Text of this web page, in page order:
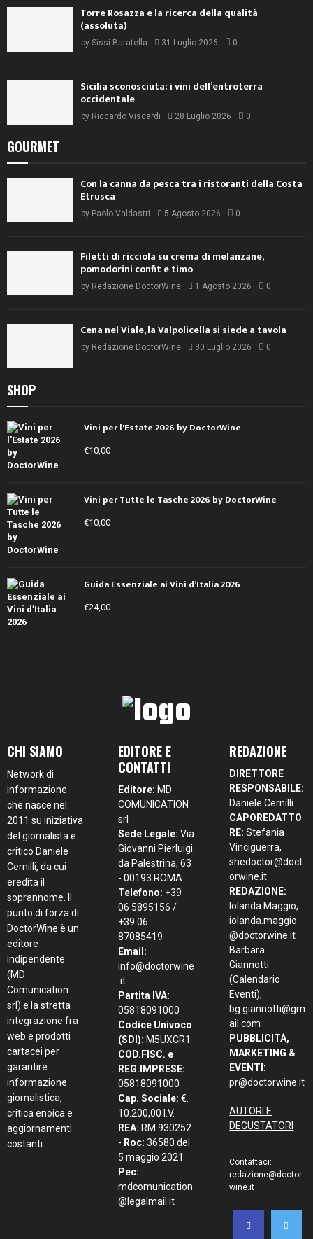
Torre Rosazza e la ricerca della qualità
(assoluta)
by Sissi Baratella 31 Luglio 2026 0
Sicilia sconosciuta: i vini dell’entroterra
occidentale
by Riccardo Viscardi 28 Luglio 2026 0
GOURMET
Con la canna da pesca tra i ristoranti della Costa
Etrusca
by Paolo Valdastri 5 Agosto 2026 0
Filetti di ricciola su crema di melanzane,
pomodorini confit e timo
by Redazione DoctorWine 1 Agosto 2026 0
Cena nel Viale, la Valpolicella si siede a tavola
by Redazione DoctorWine 30 Luglio 2026 0
SHOP
Vini per l'Estate 2026 by DoctorWine
€10,00
Vini per Tutte le Tasche 2026 by DoctorWine
€10,00
Guida Essenziale ai Vini d’Italia 2026
€24,00
CHI SIAMO
Network di
informazione
che nasce nel
2011 su iniziativa
del giornalista e
critico Daniele
Cernilli, da cui
eredita il
soprannome. Il
punto di forza di
DoctorWine è un
editore
indipendente
(MD
Comunication
srl) e la stretta
integrazione fra
web e prodotti
cartacei per
garantire
informazione
giornalistica,
critica enoica e
aggiornamenti
costanti.
EDITORE E
CONTATTI
Editore: MD
COMUNICATION
srl
Sede Legale: Via
Giovanni Pierluigi
da Palestrina, 63
- 00193 ROMA
Telefono: +39
06 5895156 /
+39 06
87085419
Email:
info@doctorwine
.it
Partita IVA:
05818091000
Codice Univoco
(SDI): M5UXCR1
COD.FISC. e
REG.IMPRESE:
05818091000
Cap. Sociale: €.
10.200,00 I.V.
REA: RM 930252
- Roc: 36580 del
5 maggio 2021
Pec:
mdcomunication
@legalmail.it
REDAZIONE
DIRETTORE
RESPONSABILE:
Daniele Cernilli
CAPOREDATTO
RE: Stefania
Vinciguerra,
shedoctor@doct
orwine.it
REDAZIONE:
Iolanda Maggio,
iolanda.maggio
@doctorwine.it
Barbara
Giannotti
(Calendario
Eventi),
bg.giannotti@gm
ail.com
PUBBLICITÀ,
MARKETING &
EVENTI:
pr@doctorwine.it
AUTORI E
DEGUSTATORI
Contattaci:
redazione@doctor
wine.it